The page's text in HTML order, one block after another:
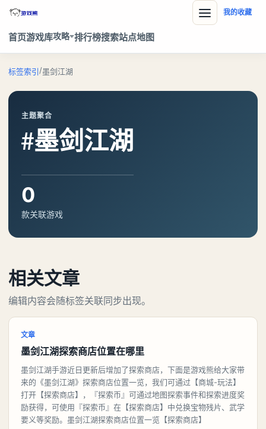
首页游戏库攻略 排行榜搜索站点地图
我的收藏
标签索引/墨剑江湖
主题聚合
#墨剑江湖
0
款关联游戏
相关文章
编辑内容会随标签关联同步出现。
文章
墨剑江湖探索商店位置在哪里
墨剑江湖手游近日更新后增加了探索商店，下面是游戏熊给大家带
来的《墨剑江湖》探索商店位置一览，我们可通过【商城-玩法】
打开【探索商店】，『探索币』可通过地图探索事件和探索进度奖
励获得，可使用『探索币』在【探索商店】中兑换宝物残片、武学
要义等奖励。墨剑江湖探索商店位置一览【探索商店】